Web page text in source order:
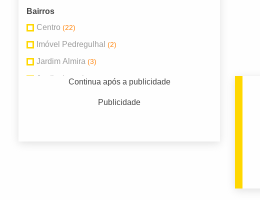
Bairros
Centro (22)
Imóvel Pedregulhal (2)
Jardim Almira (3)
Jardim Igaçaba(2)
Continua após a publicidade
Publicidade